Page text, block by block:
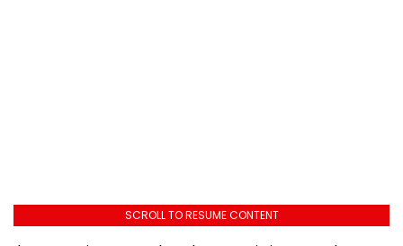
SCROLL TO RESUME CONTENT